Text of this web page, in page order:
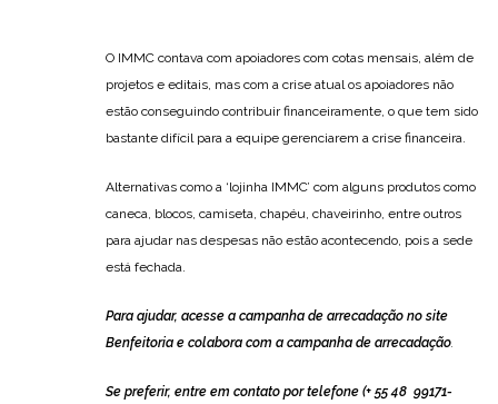
O IMMC contava com apoiadores com cotas mensais, além de
projetos e editais, mas com a crise atual os apoiadores não
estão conseguindo contribuir financeiramente, o que tem sido
bastante difícil para a equipe gerenciarem a crise financeira.
Alternativas como a ‘lojinha IMMC’ com alguns produtos como
caneca, blocos, camiseta, chapéu, chaveirinho, entre outros
para ajudar nas despesas não estão acontecendo, pois a sede
está fechada.
Para ajudar, acesse a campanha de arrecadação no site
Benfeitoria e colabora com a campanha de arrecadação
Se preferir, entre em contato por telefone (+ 55 48 99171-